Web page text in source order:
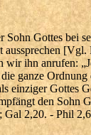
Gottes bei
wir ihn anrufen:
ganze
einziger Gottes
den Sohn
Gal 2,20. - Phil